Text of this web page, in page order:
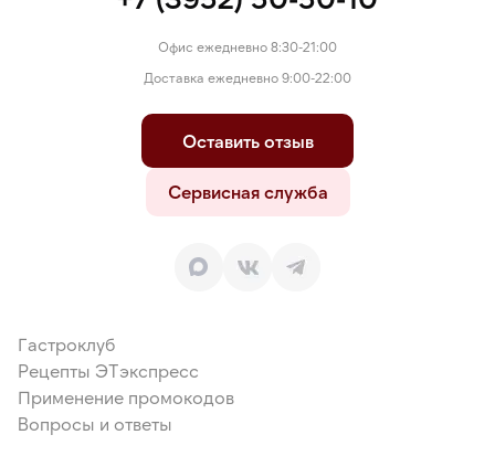
Офис ежедневно 8:30-21:00
Доставка ежедневно 9:00-22:00
Оставить отзыв
Сервисная служба
Гастроклуб
Рецепты ЭТэкспресс
Применение промокодов
Вопросы и ответы